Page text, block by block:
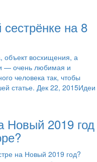
на 8
восхищения, а
— очень любимая и
человека так, чтобы
статье. Дек 22, 2015Идеи
Новый 2019 год
на Новый 2019 год?